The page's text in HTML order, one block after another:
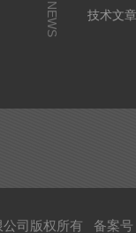
NEWS
技术文
公司版权所有 备案号